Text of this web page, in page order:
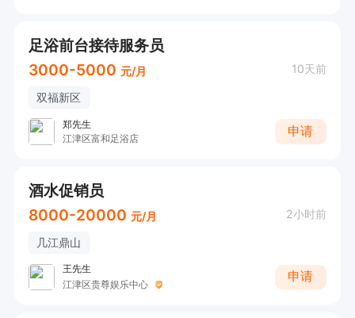
足浴前台接待服务员
3000-5000 元/月 10天前
双福新区
郑先生
江津区富和足浴店
申请
酒水促销员
8000-20000 元/月 2小时前
几江鼎山
王先生
江津区贵尊娱乐中心
申请